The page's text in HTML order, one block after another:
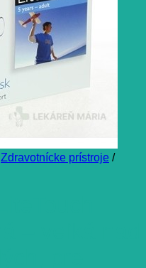
Zdravotnícke prístroje /